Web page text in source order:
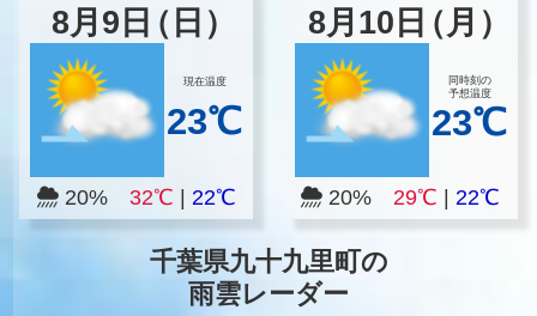
8月 9 日（日）
現在温度
23℃
20% 32℃ 22℃
8月 10 日（月）
同時刻の
予想温度
23℃
20%29℃ |22℃
千葉県九十九里町の
雨雲レーダー